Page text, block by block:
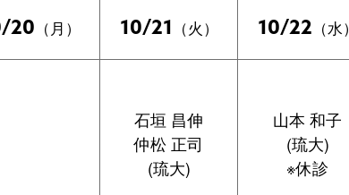
20 （月） 10/21 （火） 10/22 （水）
石垣 昌伸
仲松 正司
(琉大)
山本 和子
(琉大)
※休診